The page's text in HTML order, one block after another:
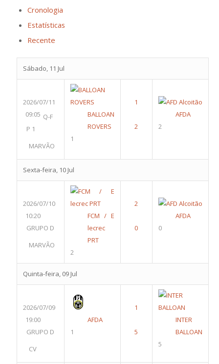
Cronologia
Estatísticas
Recente
Sábado, 11 Jul
2026/07/11
09:05 Q-F
P 1
MARVÃO
BALLOAN
ROVERS
1
AFDA
2
Sexta-feira, 10 Jul
2026/07/10
10:20
GRUPO D
MARVÃO
FCM / E
lecrec
PRT
2
AFDA
0
Quinta-feira, 09 Jul
2026/07/09
19:00
GRUPO D
CV
AFDA
1
INTER
BALLOAN
5